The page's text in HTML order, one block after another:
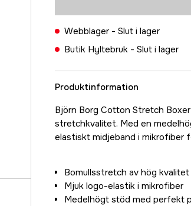
249 kr
XL
249 kr
Webblager - Slut i lager
Butik Hyltebruk - Slut i lager
Produktinformation
Björn Borg Cotton Stretch
stretchkvalitet. Med en
elastiskt midjeband i mikrofiber
Bomullsstretch av hög
Mjuk logo-elastik i mikrofiber
Medelhögt stöd med perfekt